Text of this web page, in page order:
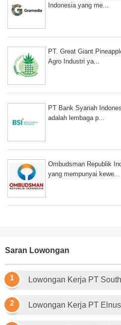
Indonesia yang me...
PT. Great Giant
Agro Industri ya...
PT Bank Syariah
adalah lembaga p...
Ombudsman Republik
yang mempunyai kewe...
Saran Lowongan
Lowongan Kerja PT
Lowongan Kerja PT